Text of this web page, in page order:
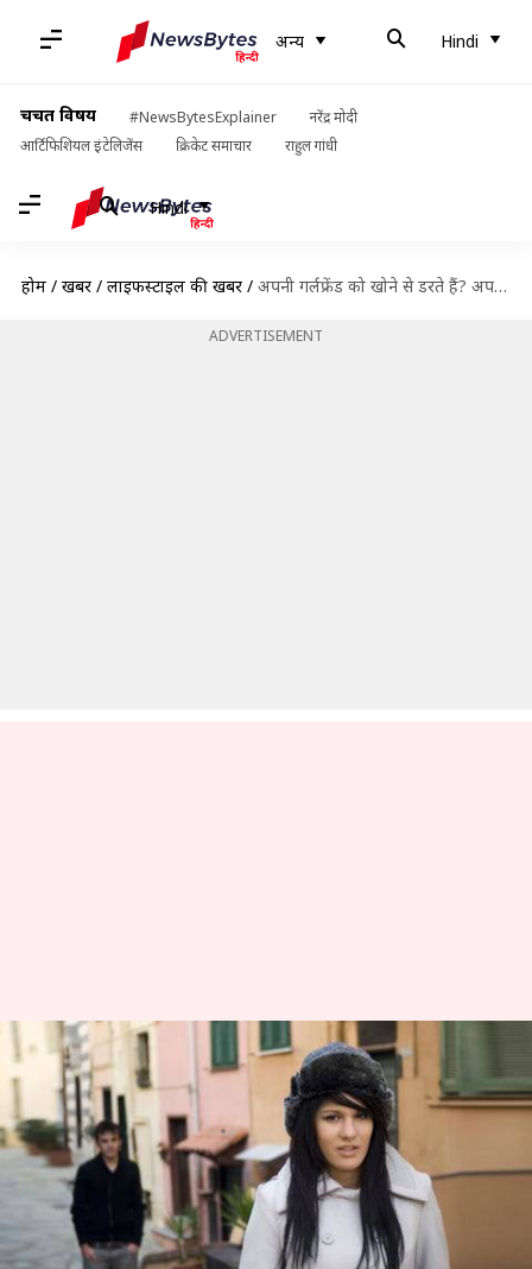
अन्य Hindi
चर्चित विषय #NewsBytesExplainer
नरेंद्र मोदी
आर्टिफिशियल इंटेलिजेंस
क्रिकेट समाचार राहुल गांधी
Hindi
होम / खबरें / लाइफस्टाइल की खबरें / अपनी गर्लफ्रेंड को खोने से डरते हैं? अपनाएँ ये टिप्स
ADVERTISEMENT
अपनी गर्लफ्रेंड को खोने से डरते हैं?
अपनाएँ ये टिप्स
लेखन प्रदीप मौर्य Nov 25, 2019 08:53 pm
क्या है खबर?
रिश्ता चाहे पति-पत्नी का हो या बॉयफ्रेंड-गर्लफ्रेंड का दोनों ही